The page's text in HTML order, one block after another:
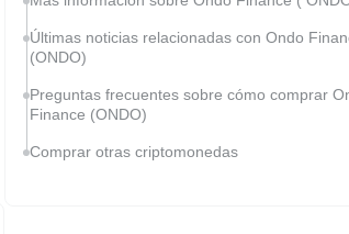
Últimas noticias relacionadas con Ondo
(ONDO)
Preguntas frecuentes sobre cómo comprar
Finance (ONDO)
Comprar otras criptomonedas